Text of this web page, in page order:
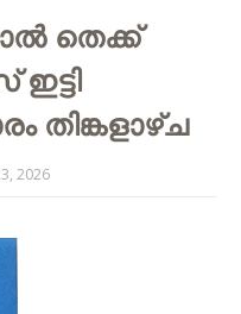
തെക്ക്
തിങ്കളാഴ്‌ച
2026